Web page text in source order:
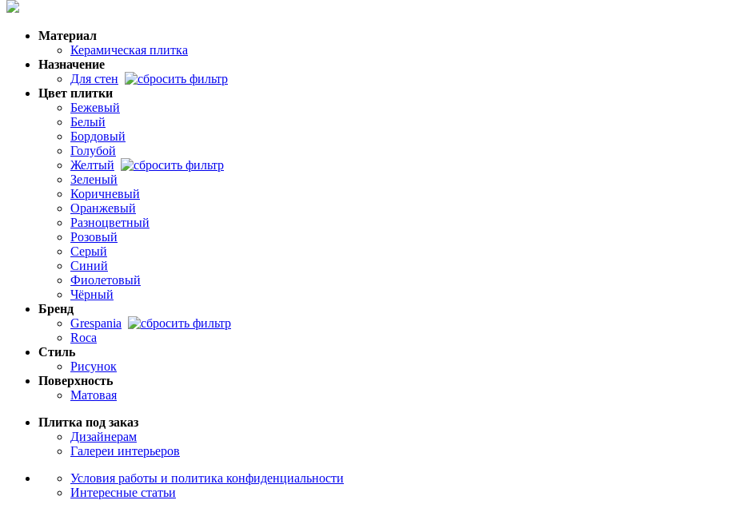
Материал
Керамическая плитка
Назначение
Для стен
Цвет плитки
Бежевый
Белый
Бордовый
Голубой
Желтый
Зеленый
Коричневый
Оранжевый
Разноцветный
Розовый
Серый
Синий
Фиолетовый
Чёрный
Бренд
Grespania
Roca
Стиль
Рисунок
Поверхность
Матовая
Плитка под заказ
Дизайнерам
Галереи интерьеров
Условия работы и политика конфиденциальности
Интересные статьи